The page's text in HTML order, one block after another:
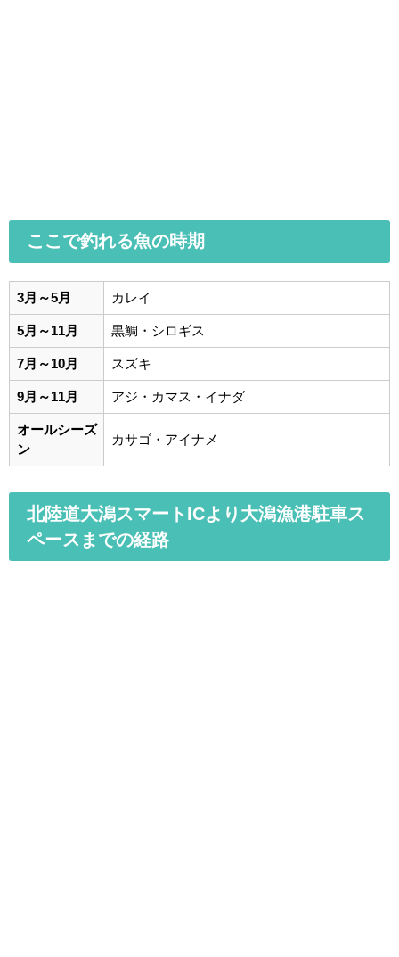
ここで釣れる魚の時期
3月～5月 カレイ
5月～11月 黒鯛・シロギス
7月～10月 スズキ
9月～11月 アジ・カマス・イナダ
オールシーズ
ン
カサゴ・アイナメ
北陸道大潟スマートICより大潟漁港駐車ス
ペースまでの経路